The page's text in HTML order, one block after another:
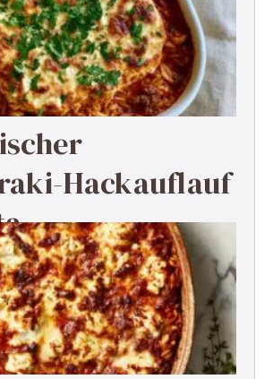
Hackauflauf